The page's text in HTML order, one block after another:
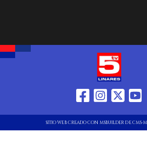
SITIO WEB CREADO CON MSBUILDER DE CMS-